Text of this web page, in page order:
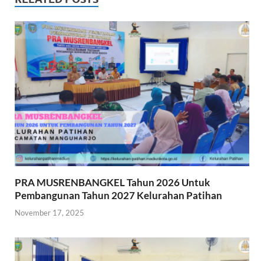
PRA MUSRENBANGKEL Tahun 2026 Untuk
Pembangunan Tahun 2027 Kelurahan Patihan
November 17, 2025